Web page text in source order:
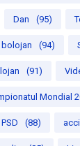
Dan (95)
bolojan (94)
(91)
Mondial
PSD (88)